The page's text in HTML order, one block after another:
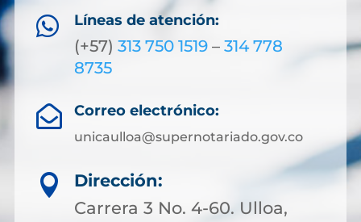
 Líneas de atención:
(+57) 313 750 1519 – 314 778
8735
 Correo electrónico:
unicaulloa@supernotariado.gov.co

Dirección:
Carrera 3 No. 4-60. Ulloa,